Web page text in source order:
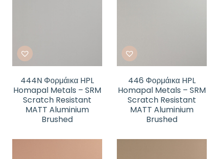
444N Φορμάικα HPL
Homapal Metals – SRM
Scratch Resistant
MATT Aluminium
Brushed
446 Φορμάικα HPL
Homapal Metals – SRM
Scratch Resistant
MATT Aluminium
Brushed